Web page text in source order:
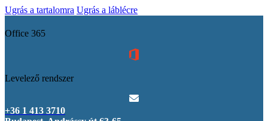
Ugrás a tartalomra Ugrás a láblécre
Office 365
Levelező rendszer
+36 1 413 3710